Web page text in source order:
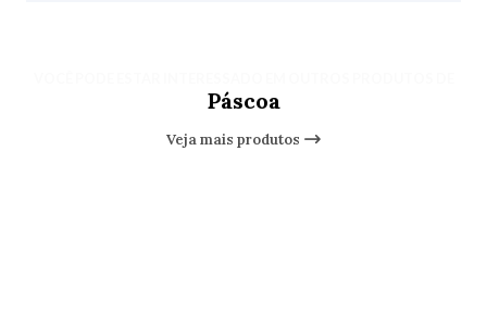
Páscoa
Veja mais produtos